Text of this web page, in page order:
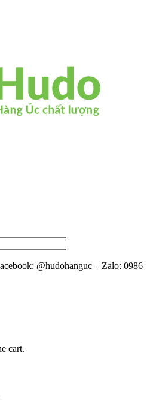
@hudohanguc – Zalo: 0986
cart.